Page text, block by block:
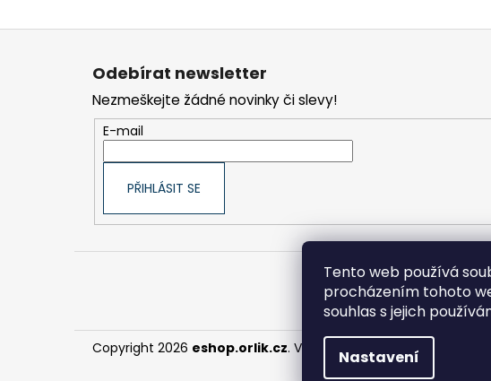
Tento web používá
procházením tohoto
souhlas s jejich
Nastavení
Z
Odebírat newsletter
Nezmeškejte žádné novinky či slevy!
E-mail
PŘIHLÁSIT SE
Copyright 2026 eshop.orlik.cz. Všechna práva vyhrazena.